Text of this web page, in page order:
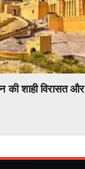
शाही विरासत